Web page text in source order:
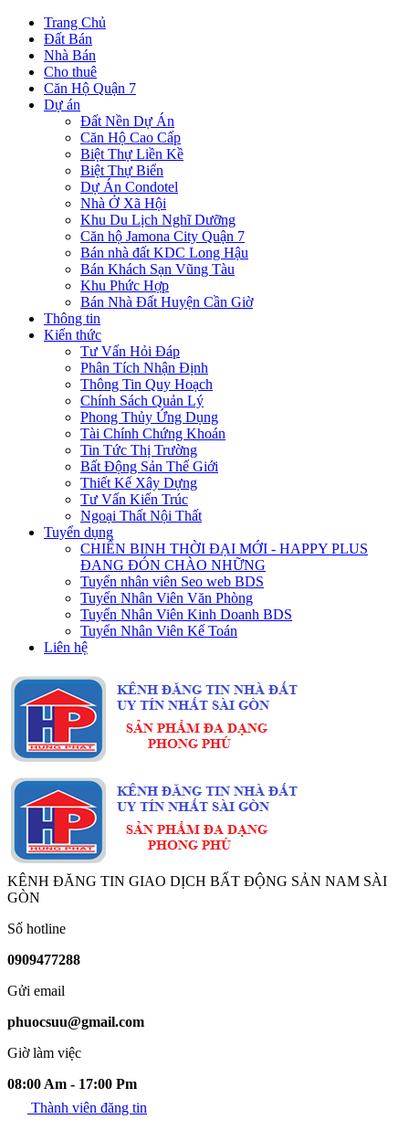
Trang Chủ
Đất Bán
Nhà Bán
Cho thuê
Căn Hộ Quận 7
Dự án
Đất Nền Dự Án
Căn Hộ Cao Cấp
Biệt Thự Liền Kề
Biệt Thự Biển
Dự Án Condotel
Nhà Ở Xã Hội
Khu Du Lịch Nghĩ Dưỡng
Căn hộ Jamona City Quận 7
Bán nhà đất KDC Long Hậu
Bán Khách Sạn Vũng Tàu
Khu Phức Hợp
Bán Nhà Đất Huyện Cần Giờ
Thông tin
Kiến thức
Tư Vấn Hỏi Đáp
Phân Tích Nhận Định
Thông Tin Quy Hoạch
Chính Sách Quản Lý
Phong Thủy Ứng Dụng
Tài Chính Chứng Khoán
Tin Tức Thị Trường
Bất Động Sản Thế Giới
Thiết Kế Xây Dựng
Tư Vấn Kiến Trúc
Ngoại Thất Nội Thất
Tuyển dụng
CHIẾN BINH THỜI ĐẠI MỚI - HAPPY PLUS
ĐANG ĐÓN CHÀO NHỮNG
Tuyển nhân viên Seo web BDS
Tuyển Nhân Viên Văn Phòng
Tuyển Nhân Viên Kinh Doanh BDS
Tuyển Nhân Viên Kế Toán
Liên hệ
KÊNH ĐĂNG TIN GIAO DỊCH BẤT ĐỘNG SẢN NAM SÀI
GÒN
Số hotline
0909477288
Gửi email
phuocsuu@gmail.com
Giờ làm việc
08:00 Am - 17:00 Pm
Thành viên đăng tin